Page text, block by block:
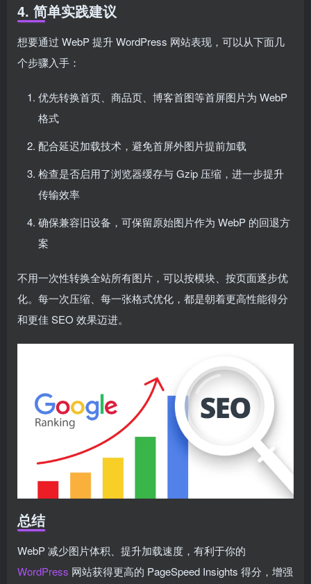
4. 简单实践建议
想要通过 WebP 提升 WordPress 网站表现，可以从下面几
个步骤入手：
优先转换首页、商品页、博客首图等首屏图片为 WebP
格式
配合延迟加载技术，避免首屏外图片提前加载
检查是否启用了浏览器缓存与 Gzip 压缩，进一步提升
传输效率
确保兼容旧设备，可保留原始图片作为 WebP 的回退方
案
不用一次性转换全站所有图片，可以按模块、按页面逐步优
化。每一次压缩、每一张格式优化，都是朝着更高性能得分
和更佳 SEO 效果迈进。
总结
WebP 减少图片体积、提升加载速度，有利于你的
WordPress 网站获得更高的 PageSpeed Insights 得分，增强